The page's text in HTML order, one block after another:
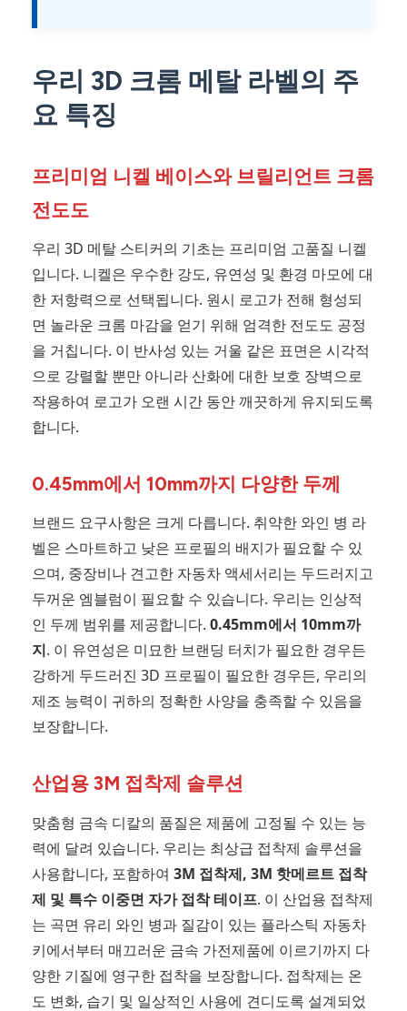
우리 3D 크롬 메탈 라벨의 주
요 특징
프리미엄 니켈 베이스와 브릴리언트 크롬
전도도
우리 3D 메탈 스티커의 기초는 프리미엄 고품질 니켈
입니다. 니켈은 우수한 강도, 유연성 및 환경 마모에 대
한 저항력으로 선택됩니다. 원시 로고가 전해 형성되
면 놀라운 크롬 마감을 얻기 위해 엄격한 전도도 공정
을 거칩니다. 이 반사성 있는 거울 같은 표면은 시각적
으로 강렬할 뿐만 아니라 산화에 대한 보호 장벽으로
작용하여 로고가 오랜 시간 동안 깨끗하게 유지되도록
합니다.
0.45mm에서 10mm까지 다양한 두께
브랜드 요구사항은 크게 다릅니다. 취약한 와인 병 라
벨은 스마트하고 낮은 프로필의 배지가 필요할 수 있
으며, 중장비나 견고한 자동차 액세서리는 두드러지고
두꺼운 엠블럼이 필요할 수 있습니다. 우리는 인상적
인 두께 범위를 제공합니다. 0.45mm에서 10mm까
지. 이 유연성은 미묘한 브랜딩 터치가 필요한 경우든
강하게 두드러진 3D 프로필이 필요한 경우든, 우리의
제조 능력이 귀하의 정확한 사양을 충족할 수 있음을
보장합니다.
산업용 3M 접착제 솔루션
맞춤형 금속 디칼의 품질은 제품에 고정될 수 있는 능
력에 달려 있습니다. 우리는 최상급 접착제 솔루션을
사용합니다, 포함하여 3M 접착제, 3M 핫메르트 접착
제 및 특수 이중면 자가 접착 테이프. 이 산업용 접착제
는 곡면 유리 와인 병과 질감이 있는 플라스틱 자동차
키에서부터 매끄러운 금속 가전제품에 이르기까지 다
양한 기질에 영구한 접착을 보장합니다. 접착제는 온
도 변화, 습기 및 일상적인 사용에 견디도록 설계되었